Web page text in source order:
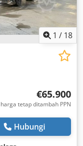
1 / 18
€65.900
harga tetap ditambah PPN
Hubungi